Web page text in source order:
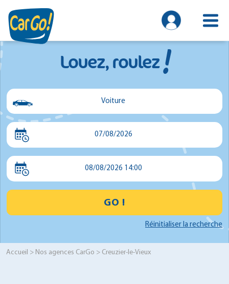
Louez, roulez!
Voiture
Voiture
07/08/2026
08/08/2026 14:00
GO !
Réinitialiser la recherche
Accueil > Nos agences CarGo > Creuzier-le-Vieux